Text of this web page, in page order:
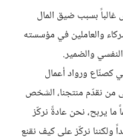
غالباً بسبب ضيق المال
والعاملين في مؤسسته
والضمير.
كصنّاع ورواد أعمال
من نقدّم منتجنا، الشخص
ما يربح، نحن عادةً نركّز
ولكننا نركّز على كيف نقنع